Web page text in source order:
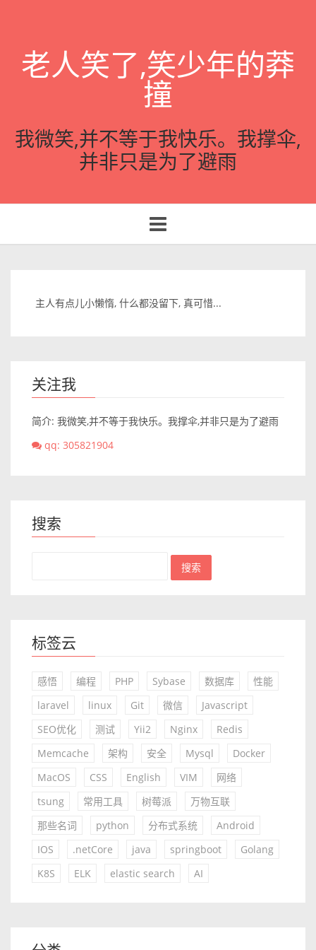
老人笑了,笑少年的莽
撞
我微笑,并不等于我快乐。我撑伞,
并非只是为了避雨
navigation
主人有点儿小懒惰, 什么都没留下, 真可惜...
关注我
简介: 我微笑,并不等于我快乐。我撑伞,并非只是为了避雨
qq: 305821904
搜索
标签云
感悟 编程 PHP Sybase 数据库
性能
laravel
linux Git 微信
Javascript
SEO优化
测试 Yii2 Nginx
Redis
Memcache
架构 安全 Mysql
Docker
MacOS
CSS English VIM
网络
tsung
常用工具 树莓派
万物互联
那些名词
python 分布式系统
Android
IOS
.netCore java springboot
Golang
K8S
ELK elastic search AI